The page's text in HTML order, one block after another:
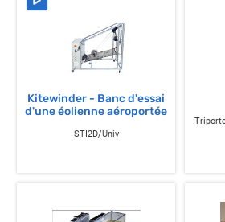
Kitewinder - Banc d'essai
d'une éolienne aéroportée
STI2D/Univ